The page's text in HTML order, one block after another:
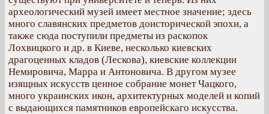
археологический музей имеет местное значение; здесь
много славянских предметов доисторической эпохи, а
также сюда поступили предметы из раскопок
Лохвицкого и др. в Киеве, несколько киевских
драгоценных кладов (Лескова), киевские коллекции
Немировича, Марра и Антоновича. В другом музее
изящных искусств ценное собрание монет Чацкого,
много украинских икон, архитектурных моделей и копий
с выдающихся памятников европейскаго искусства.